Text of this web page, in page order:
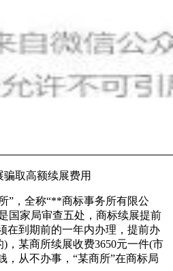
取高额续展费用
，全称“**商标事务所有限公
国家局审查五处，商标续展提前
在到期前的一年内办理，提前办
，某商所续展收费3650元一件(市
，从不办事，“某商所”在商标局